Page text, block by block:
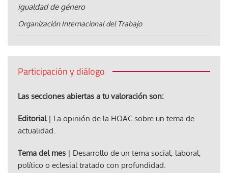
igualdad de género
Organización Internacional del Trabajo
Participación y diálogo
Las secciones abiertas a tu valoración son:
Editorial| La opinión de la HOAC sobre un tema de
actualidad.
Tema del mes | Desarrollo de un tema social, laboral,
político o eclesial tratado con profundidad.